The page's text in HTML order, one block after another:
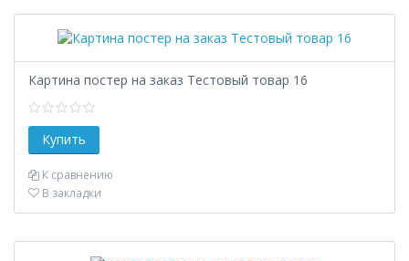
Картина постер на заказ Тестовый товар 16
К сравнению
В закладки